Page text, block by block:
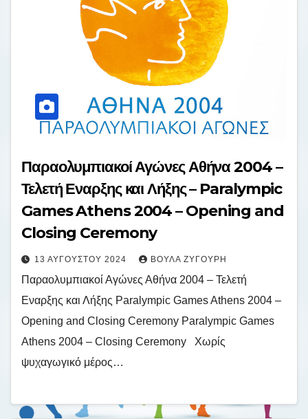
Παραολυμπιακοί Αγώνες Αθήνα 2004 –
Τελετή Εναρξης και Λήξης – Paralympic
Games Athens 2004 – Opening and
Closing Ceremony
13 ΑΥΓΟΎΣΤΟΥ 2024 ΒΟΎΛΑ ΖΥΓΟΎΡΗ
Παραολυμπιακοί Αγώνες Αθήνα 2004 – Τελετή
Εναρξης και Λήξης Paralympic Games Athens 2004 –
Opening and Closing Ceremony Paralympic Games
Athens 2004 – Closing Ceremony Χωρίς
ψυχαγωγικό μέρος…